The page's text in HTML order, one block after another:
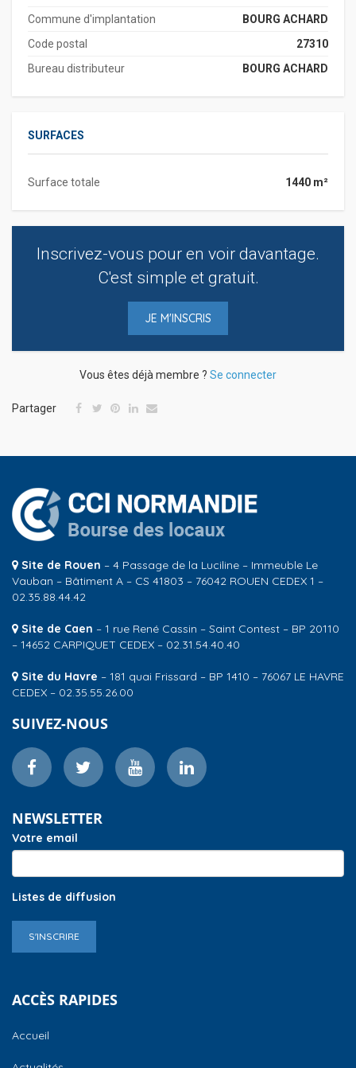
Commune d'implantation
BOURG ACHARD
Code postal
27310
Bureau distributeur
BOURG ACHARD
SURFACES
Surface totale 1440 m²
Inscrivez-vous pour en voir davantage.
C'est simple et gratuit.
JE M'INSCRIS
Vous êtes déjà membre ? Se connecter
Partager
Site de Rouen – 4 Passage de la Luciline – Immeuble Le
Vauban – Bâtiment A – CS 41803 – 76042 ROUEN CEDEX 1 –
02.35.88.44.42
Site de Caen – 1 rue René Cassin – Saint Contest – BP 20110
– 14652 CARPIQUET CEDEX – 02.31.54.40.40
Site du Havre – 181 quai Frissard – BP 1410 – 76067 LE HAVRE
CEDEX – 02.35.55.26.00
SUIVEZ-NOUS
NEWSLETTER
Votre email
Listes de diffusion
S'INSCRIRE
ACCÈS RAPIDES
Accueil